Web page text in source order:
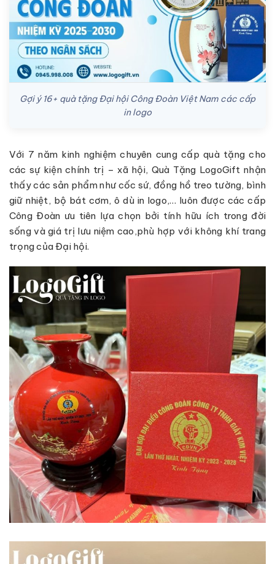
Gợi ý 16+ quà tặng Đại hội Công Đoàn Việt Nam các cấp
in logo
Với 7 năm kinh nghiệm chuyên cung cấp quà tặng cho
các sự kiện chính trị – xã hội, Quà Tặng LogoGift nhận
thấy các sản phẩm như cốc sứ, đồng hồ treo tường, bình
giữ nhiệt, bộ bát cơm, ô dù in logo,… luôn được các cấp
Công Đoàn ưu tiên lựa chọn bởi tính hữu ích trong đời
sống và giá trị lưu niệm cao,phù hợp với không khí trang
trọng của Đại hội.